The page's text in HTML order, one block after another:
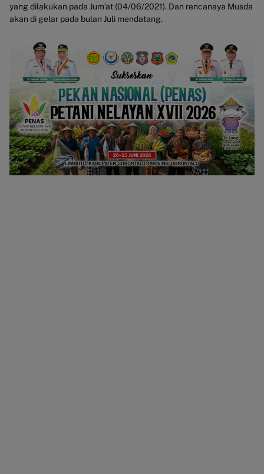
yang dilakukan pada Jum’at (04/06/2021). Dan rencanaya Musda
akan di gelar pada bulan Juli mendatang.